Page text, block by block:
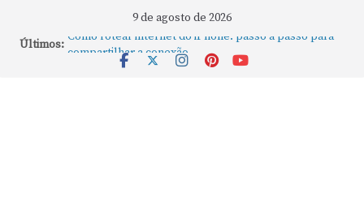
9 de agosto de 2026
Últimos: Como rotear internet do iPhone: passo a passo para
compartilhar a conexão